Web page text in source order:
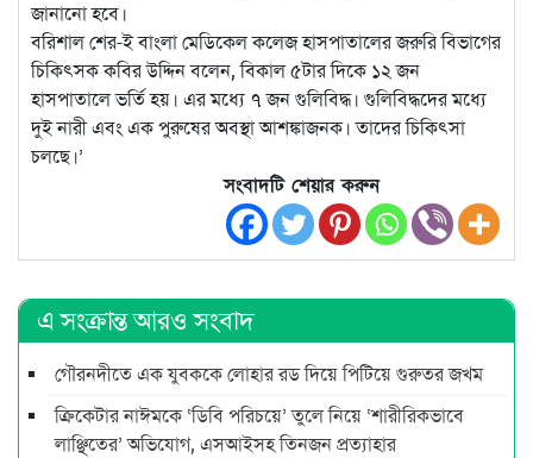
জানানো হবে।
বরিশাল শের-ই বাংলা মেডিকেল কলেজ হাসপাতালের জরুরি বিভাগের
চিকিৎসক কবির উদ্দিন বলেন, বিকাল ৫টার দিকে ১২ জন
হাসপাতালে ভর্তি হয়। এর মধ্যে ৭ জন গুলিবিদ্ধ। গুলিবিদ্ধদের মধ্যে
দুই নারী এবং এক পুরুষের অবস্থা আশঙ্কাজনক। তাদের চিকিৎসা
চলছে।’
সংবাদটি শেয়ার করুন
এ সংক্রান্ত আরও সংবাদ
গৌরনদীতে এক যুবককে লোহার রড দিয়ে পিটিয়ে গুরুতর জখম
ক্রিকেটার নাঈমকে ‘ডিবি পরিচয়ে’ তুলে নিয়ে ‘শারীরিকভাবে
লাঞ্ছিতের’ অভিযোগ, এসআইসহ তিনজন প্রত্যাহার